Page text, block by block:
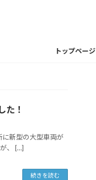
トップページ
た！
新型の大型車両が
、 […]
続きを読む